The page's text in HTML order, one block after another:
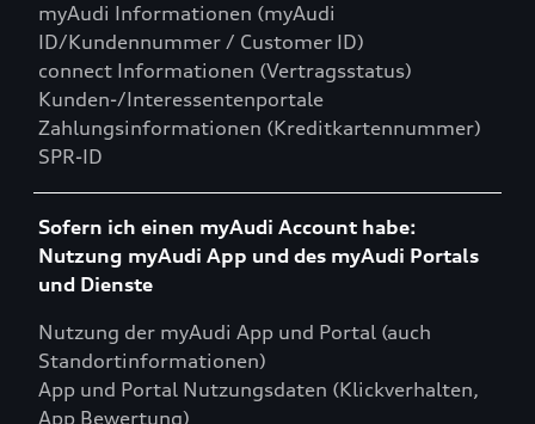
myAudi Informationen (myAudi
ID/Kundennummer / Customer ID)
connect Informationen (Vertragsstatus)
Kunden-/Interessentenportale
Zahlungsinformationen (Kreditkartennummer)
SPR-ID
Sofern ich einen myAudi Account habe:
Nutzung myAudi App und des myAudi Portals
und Dienste
Nutzung der myAudi App und Portal (auch
Standortinformationen)
App und Portal Nutzungsdaten (Klickverhalten,
App Bewertung)